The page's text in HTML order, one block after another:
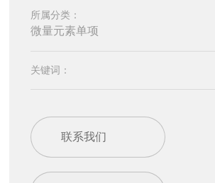
所属分类：
微量元素单项
关键词：
联系我们